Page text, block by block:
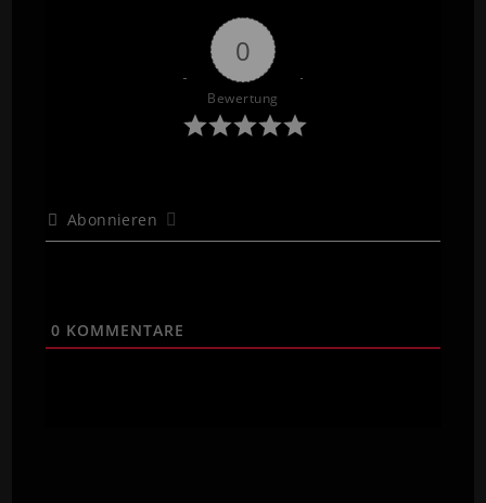
0
Bewertung
Abonnieren
0 KOMMENTARE